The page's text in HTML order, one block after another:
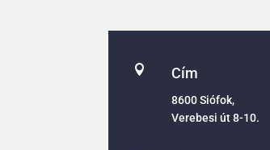
 Cím
8600 Siófok,
Verebesi út 8-10.